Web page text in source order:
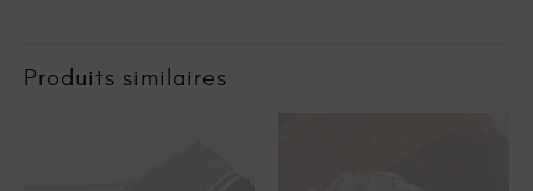
Produits similaires